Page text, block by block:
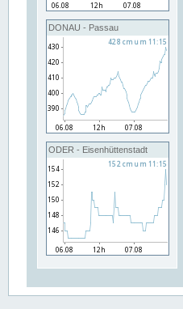
DONAU - Passau
ODER - Eisenhüttenstadt